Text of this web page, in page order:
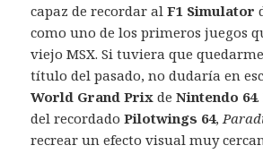
capaz de recordar al F1 Simulator
como uno de los primeros juegos
viejo MSX. Si tuviera que
título del pasado, no dudaría en
World Grand Prix deNintendo 64
del recordadoPilotwings 64,
recrear un efecto visual muy